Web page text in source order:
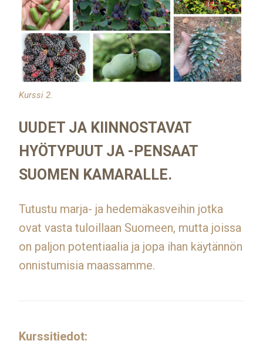
Kurssi 2.
UUDET JA KIINNOSTAVAT
HYÖTYPUUT JA -PENSAAT
SUOMEN KAMARALLE.
Tutustu marja- ja hedemäkasveihin jotka
ovat vasta tuloillaan Suomeen, mutta joissa
on paljon potentiaalia ja jopa ihan käytännön
onnistumisia maassamme.
Kurssitiedot: